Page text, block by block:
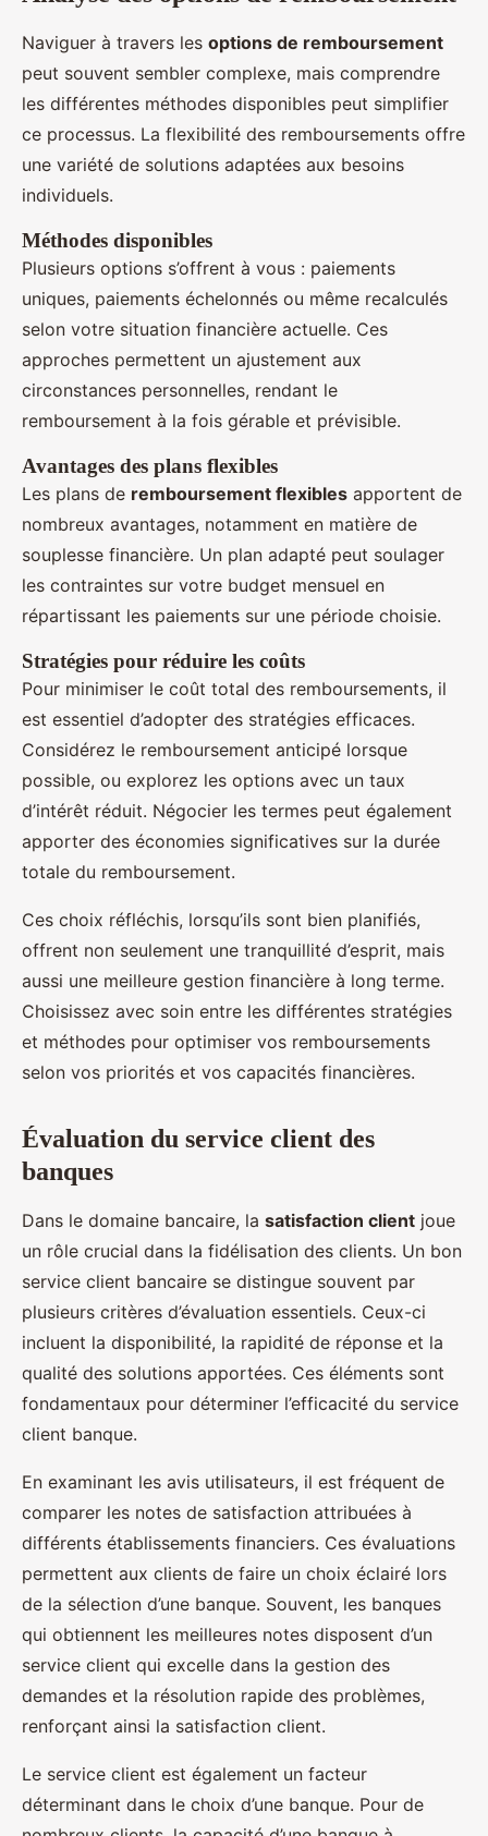
Naviguer à travers les options de remboursement
peut souvent sembler complexe, mais comprendre
les différentes méthodes disponibles peut simplifier
ce processus. La flexibilité des remboursements offre
une variété de solutions adaptées aux besoins
individuels.
Méthodes disponibles
Plusieurs options s’offrent à vous : paiements
uniques, paiements échelonnés ou même recalculés
selon votre situation financière actuelle. Ces
approches permettent un ajustement aux
circonstances personnelles, rendant le
remboursement à la fois gérable et prévisible.
Avantages des plans flexibles
Les plans de remboursement flexibles apportent de
nombreux avantages, notamment en matière de
souplesse financière. Un plan adapté peut soulager
les contraintes sur votre budget mensuel en
répartissant les paiements sur une période choisie.
Stratégies pour réduire les coûts
Pour minimiser le coût total des remboursements, il
est essentiel d’adopter des stratégies efficaces.
Considérez le remboursement anticipé lorsque
possible, ou explorez les options avec un taux
d’intérêt réduit. Négocier les termes peut également
apporter des économies significatives sur la durée
totale du remboursement.
Ces choix réfléchis, lorsqu’ils sont bien planifiés,
offrent non seulement une tranquillité d’esprit, mais
aussi une meilleure gestion financière à long terme.
Choisissez avec soin entre les différentes stratégies
et méthodes pour optimiser vos remboursements
selon vos priorités et vos capacités financières.
Évaluation du service client des
banques
Dans le domaine bancaire, la satisfaction client joue
un rôle crucial dans la fidélisation des clients. Un bon
service client bancaire se distingue souvent par
plusieurs critères d’évaluation essentiels. Ceux-ci
incluent la disponibilité, la rapidité de réponse et la
qualité des solutions apportées. Ces éléments sont
fondamentaux pour déterminer l’efficacité du service
client banque.
En examinant les avis utilisateurs, il est fréquent de
comparer les notes de satisfaction attribuées à
différents établissements financiers. Ces évaluations
permettent aux clients de faire un choix éclairé lors
de la sélection d’une banque. Souvent, les banques
qui obtiennent les meilleures notes disposent d’un
service client qui excelle dans la gestion des
demandes et la résolution rapide des problèmes,
renforçant ainsi la satisfaction client.
Le service client est également un facteur
déterminant dans le choix d’une banque. Pour de